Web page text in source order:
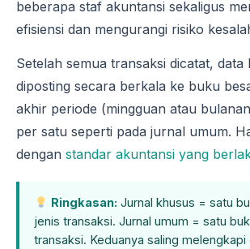
beberapa staf akuntansi sekaligus
efisiensi dan mengurangi risiko
Setelah semua transaksi dicatat, data
diposting secara berkala ke buku
akhir periode (mingguan atau
per satu seperti pada jurnal umum.
dengan standar akuntansi yang
Ringkasan: Jurnal khusus = satu
jenis transaksi. Jurnal umum = satu
transaksi. Keduanya saling